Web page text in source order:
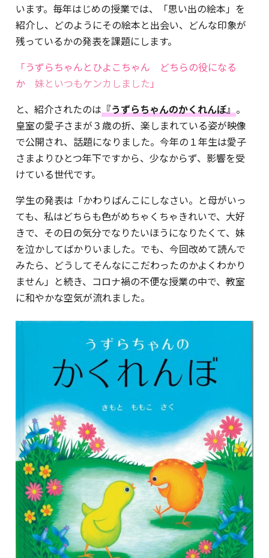
います。毎年はじめの授業では、「思い出の絵本」を
紹介し、どのようにその絵本と出会い、どんな印象が
残っているかの発表を課題にします。
「うずらちゃんとひよこちゃん どちらの役になる
か 妹といつもケンカしました 」
と、紹介されたのは 『うずらちゃんのかくれんぼ』 。
皇室の愛子さまが３歳の折、楽しまれている姿が映像
で公開され、話題になりました。今年の１年生は愛子
さまよりひとつ年下ですから、少なからず、影響を受
けている世代です。
学生の発表は「かわりばんこにしなさい。と母がいっ
ても、私はどちらも色がめちゃくちゃきれいで、大好
きで、その日の気分でなりたいほうになりたくて、妹
を泣かしてばかりいました。でも、今回改めて読んで
みたら、どうしてそんなにこだわったのかよくわかり
ません」と続き、コロナ禍の不便な授業の中で、教室
に和やかな空気が流れました。